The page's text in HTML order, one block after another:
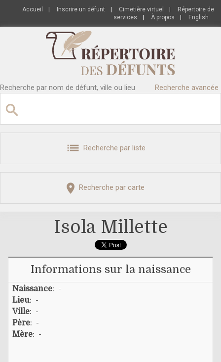
Accueil Inscrire un défunt Cimetière virtuel
Répertoire de
services
À propos English
Recherche par nom de défunt, ville ou lieu Recherche avancée
Recherche par liste
Recherche par carte
Isola Millette
Informations sur la naissance
Naissance: -
Lieu: -
Ville: -
Père: -
Mère: -